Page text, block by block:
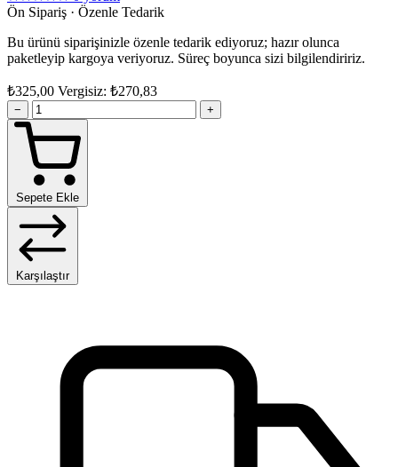
Ön Sipariş · Özenle Tedarik
Bu ürünü siparişinizle özenle tedarik ediyoruz; hazır olunca
paketleyip kargoya veriyoruz. Süreç boyunca sizi bilgilendiririz.
₺325,00 Vergisiz: ₺270,83
− +
Sepete Ekle
Karşılaştır